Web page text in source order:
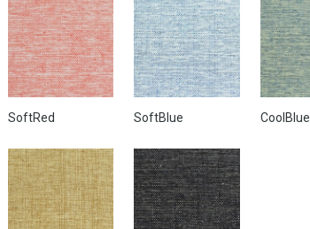
SoftRed SoftBlue CoolBlue